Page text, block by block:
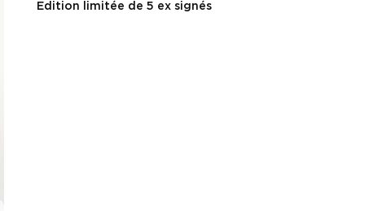
Edition limitée de 5 ex signés